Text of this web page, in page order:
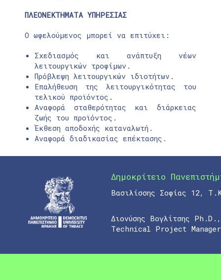
ΠΛΕΟΝΕΚΤΗΜΑΤΑ ΥΠΗΡΕΣΙΑΣ
Ο ωφελούμενος μπορεί να επιτύχει:
Σχεδιασμός και ανάπτυξη νέων
λειτουργικών τροφίμων.
Πρόβλεψη λειτουργικών ιδιοτήτων.
Επαλήθευση της λειτουργικότητας του
τελικού προϊόντος.
Αναφορά σταθερότητας και διάρκειας
ζωής του προϊόντος.
Έκθεση αποδοχής καταναλωτή.
Αναφορά διαδικασίας επέκτασης.
Δημοκρίτειο
Βασιλίσσης Σοφίας 12,
Διονύσης Βογλίτσης
Technical Project Manager